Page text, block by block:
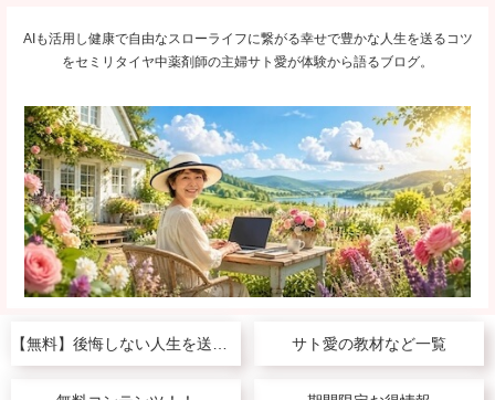
AIも活用し健康で自由なスローライフに繋がる幸せで豊かな人生を送るコツ
をセミリタイヤ中薬剤師の主婦サト愛が体験から語るブログ。
サト愛の教材など一覧